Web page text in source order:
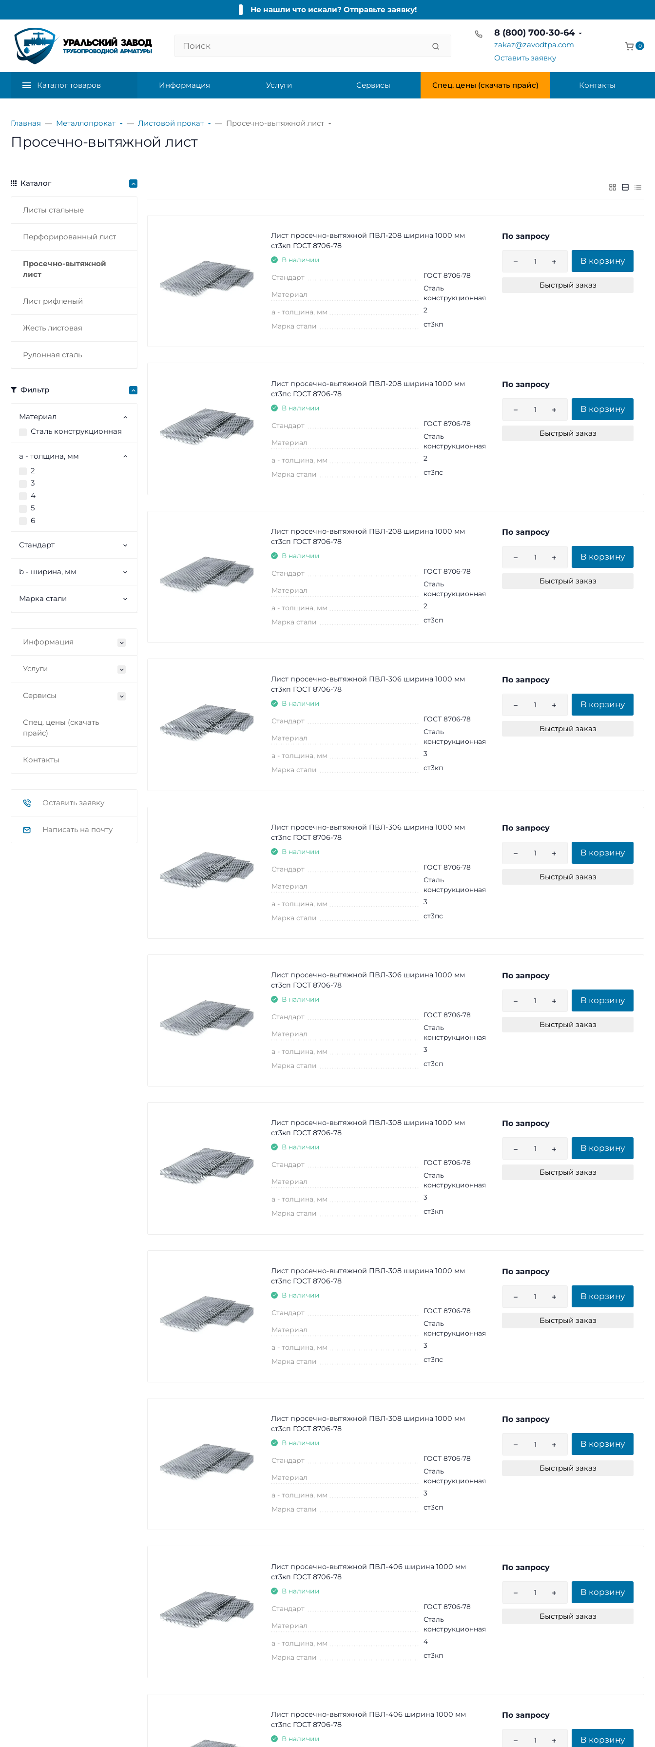
Не нашли что искали? Отправьте заявку!
8 (800) 700-30-64
zakaz@zavodtpa.com
Оставить заявку
0
Каталог товаров Информация Услуги Сервисы Спец. цены (скачать прайс) Контакты
Главная Металлопрокат Листовой прокат Просечно-вытяжной лист
Просечно-вытяжной лист
Каталог
Листы стальные
Перфорированный лист
Просечно-вытяжной
лист
Лист рифленый
Жесть листовая
Рулонная сталь
Фильтр
Материал
Сталь конструкционная
a - толщина, мм
2
3
4
5
6
Стандарт
b - ширина, мм
Марка стали
Информация
Услуги
Сервисы
Спец. цены (скачать
прайс)
Контакты
Оставить заявку
Написать на почту
Лист просечно-вытяжной ПВЛ-208 ширина 1000 мм
ст3кп ГОСТ 8706-78
В наличии
Стандарт ГОСТ 8706-78
Материал
Сталь
конструкционная
a - толщина, мм 2
Марка стали ст3кп
По запросу
В корзину
Быстрый заказ
Лист просечно-вытяжной ПВЛ-208 ширина 1000 мм
ст3пс ГОСТ 8706-78
В наличии
Стандарт ГОСТ 8706-78
Материал
Сталь
конструкционная
a - толщина, мм 2
Марка стали ст3пс
По запросу
В корзину
Быстрый заказ
Лист просечно-вытяжной ПВЛ-208 ширина 1000 мм
ст3сп ГОСТ 8706-78
В наличии
Стандарт ГОСТ 8706-78
Материал
Сталь
конструкционная
a - толщина, мм 2
Марка стали ст3сп
По запросу
В корзину
Быстрый заказ
Лист просечно-вытяжной ПВЛ-306 ширина 1000 мм
ст3кп ГОСТ 8706-78
В наличии
Стандарт ГОСТ 8706-78
Материал
Сталь
конструкционная
a - толщина, мм 3
Марка стали ст3кп
По запросу
В корзину
Быстрый заказ
Лист просечно-вытяжной ПВЛ-306 ширина 1000 мм
ст3пс ГОСТ 8706-78
В наличии
Стандарт ГОСТ 8706-78
Материал
Сталь
конструкционная
a - толщина, мм 3
Марка стали ст3пс
По запросу
В корзину
Быстрый заказ
Лист просечно-вытяжной ПВЛ-306 ширина 1000 мм
ст3сп ГОСТ 8706-78
В наличии
Стандарт ГОСТ 8706-78
Материал
Сталь
конструкционная
a - толщина, мм 3
Марка стали ст3сп
По запросу
В корзину
Быстрый заказ
Лист просечно-вытяжной ПВЛ-308 ширина 1000 мм
ст3кп ГОСТ 8706-78
В наличии
Стандарт ГОСТ 8706-78
Материал
Сталь
конструкционная
a - толщина, мм 3
Марка стали ст3кп
По запросу
В корзину
Быстрый заказ
Лист просечно-вытяжной ПВЛ-308 ширина 1000 мм
ст3пс ГОСТ 8706-78
В наличии
Стандарт ГОСТ 8706-78
Материал
Сталь
конструкционная
a - толщина, мм 3
Марка стали ст3пс
По запросу
В корзину
Быстрый заказ
Лист просечно-вытяжной ПВЛ-308 ширина 1000 мм
ст3сп ГОСТ 8706-78
В наличии
Стандарт ГОСТ 8706-78
Материал
Сталь
конструкционная
a - толщина, мм 3
Марка стали ст3сп
По запросу
В корзину
Быстрый заказ
Лист просечно-вытяжной ПВЛ-406 ширина 1000 мм
ст3кп ГОСТ 8706-78
В наличии
Стандарт ГОСТ 8706-78
Материал
Сталь
конструкционная
a - толщина, мм 4
Марка стали ст3кп
По запросу
В корзину
Быстрый заказ
Лист просечно-вытяжной ПВЛ-406 ширина 1000 мм
ст3пс ГОСТ 8706-78
В наличии
По запросу
В корзину